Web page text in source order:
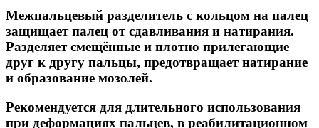
Межпальцевый разделитель с кольцом на палец
защищает палец от сдавливания и натирания.
Разделяет смещённые и плотно прилегающие
друг к другу пальцы, предотвращает натирание
и образование мозолей.
Рекомендуется для длительного использования
при деформациях пальцев, в реабилитационном